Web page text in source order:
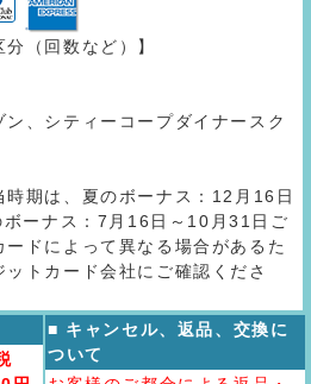
（回数など）】
ン、シティーコープダイナースク
期は、夏のボーナス：12月16日
ーナス：7月16日～10月31日ご
ドによって異なる場合があるた
トカード会社にご確認くださ
■ キャンセル、返品、交換に
ついて